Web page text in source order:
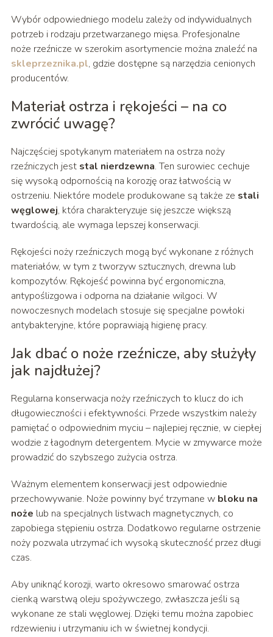
Wybór odpowiedniego modelu zależy od indywidualnych
potrzeb i rodzaju przetwarzanego mięsa. Profesjonalne
noże rzeźnicze w szerokim asortymencie można znaleźć na
skleprzeznika.pl, gdzie dostępne są narzędzia cenionych
producentów.
Materiał ostrza i rękojeści – na co
zwrócić uwagę?
Najczęściej spotykanym materiałem na ostrza noży
rzeźniczych jest stal nierdzewna. Ten surowiec cechuje
się wysoką odpornością na korozję oraz łatwością w
ostrzeniu. Niektóre modele produkowane są także ze stali
węglowej, która charakteryzuje się jeszcze większą
twardością, ale wymaga lepszej konserwacji.
Rękojeści noży rzeźniczych mogą być wykonane z różnych
materiałów, w tym z tworzyw sztucznych, drewna lub
kompozytów. Rękojeść powinna być ergonomiczna,
antypoślizgowa i odporna na działanie wilgoci. W
nowoczesnych modelach stosuje się specjalne powłoki
antybakteryjne, które poprawiają higienę pracy.
Jak dbać o noże rzeźnicze, aby służyły
jak najdłużej?
Regularna konserwacja noży rzeźniczych to klucz do ich
długowieczności i efektywności. Przede wszystkim należy
pamiętać o odpowiednim myciu – najlepiej ręcznie, w ciepłej
wodzie z łagodnym detergentem. Mycie w zmywarce może
prowadzić do szybszego zużycia ostrza.
Ważnym elementem konserwacji jest odpowiednie
przechowywanie. Noże powinny być trzymane w bloku na
noże lub na specjalnych listwach magnetycznych, co
zapobiega stępieniu ostrza. Dodatkowo regularne ostrzenie
noży pozwala utrzymać ich wysoką skuteczność przez długi
czas.
Aby uniknąć korozji, warto okresowo smarować ostrza
cienką warstwą oleju spożywczego, zwłaszcza jeśli są
wykonane ze stali węglowej. Dzięki temu można zapobiec
rdzewieniu i utrzymaniu ich w świetnej kondycji.